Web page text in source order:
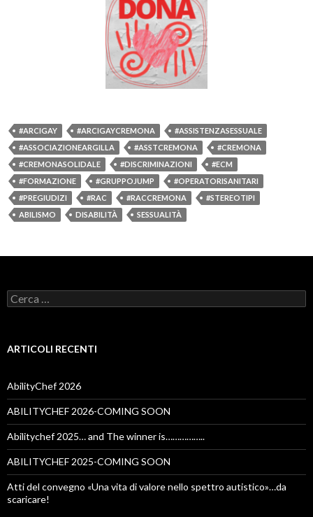
#ARCIGAY #ARCIGAYCREMONA
#ASSISTENZASESSUALE
#ASSOCIAZIONEARGILLA
#ASSTCREMONA
#CREMONA
#CREMONASOLIDALE
#DISCRIMINAZIONI
#ECM
#FORMAZIONE
#GRUPPOJUMP
#OPERATORISANITARI
#PREGIUDIZI
#RAC #RACCREMONA
#STEREOTIPI
ABILISMO
DISABILITÀ SESSUALITÀ
Ricerca
per:
ARTICOLI RECENTI
AbilityChef 2026
ABILITYCHEF 2026-COMING SOON
Abilitychef 2025… and The winner is……………..
ABILITYCHEF 2025-COMING SOON
Atti del convegno «Una vita di valore nello spettro autistico»…da
scaricare!